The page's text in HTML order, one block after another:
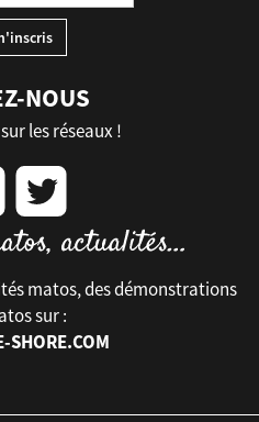
NOUS
les réseaux !
matos, des démonstrations
sur :
SHORE.COM